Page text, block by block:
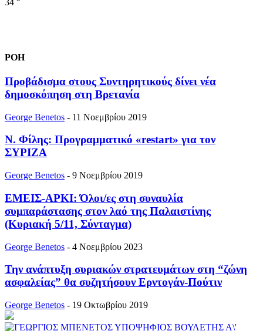
34 °
ΡΟΗ
Προβάδισμα στους Συντηρητικούς δίνει νέα
δημοσκόπηση στη Βρετανία
George Benetos - 11 Νοεμβρίου 2019
Ν. Φίλης: Προγραμματικό «restart» για τον
ΣΥΡΙΖΑ
George Benetos - 9 Νοεμβρίου 2019
ΕΜΕΙΣ-ΑΡΚΙ: Όλοι/ες στη συναυλία
συμπαράστασης στον λαό της Παλαιστίνης
(Κυριακή 5/11, Σύνταγμα)
George Benetos - 4 Νοεμβρίου 2023
Την ανάπτυξη συριακών στρατευμάτων στη “ζώνη
ασφαλείας” θα συζητήσουν Ερντογάν-Πούτιν
George Benetos - 19 Οκτωβρίου 2019